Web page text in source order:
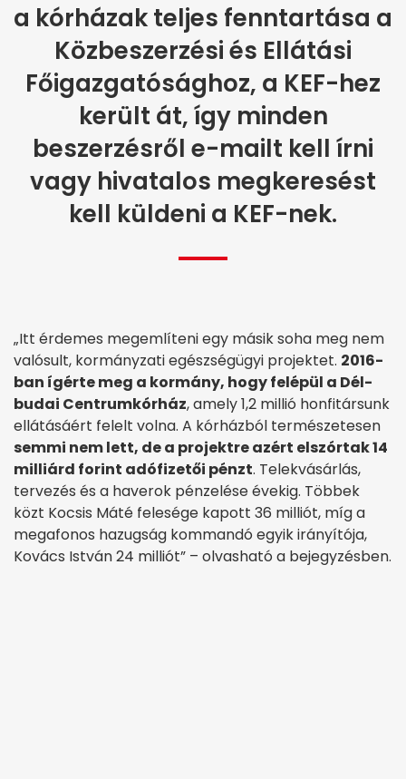
a kórházak teljes fenntartása a
Közbeszerzési és Ellátási
Főigazgatósághoz, a KEF-hez
került át, így minden
beszerzésről e-mailt kell írni
vagy hivatalos megkeresést
kell küldeni a KEF-nek.
„Itt érdemes megemlíteni egy másik soha meg nem
valósult, kormányzati egészségügyi projektet. 2016-
ban ígérte meg a kormány, hogy felépül a Dél-
budai Centrumkórház, amely 1,2 millió honfitársunk
ellátásáért felelt volna. A kórházból természetesen
semmi nem lett, de a projektre azért elszórtak 14
milliárd forint adófizetői pénzt. Telekvásárlás,
tervezés és a haverok pénzelése évekig. Többek
közt Kocsis Máté felesége kapott 36 milliót, míg a
megafonos hazugság kommandó egyik irányítója,
Kovács István 24 milliót” – olvasható a bejegyzésben.